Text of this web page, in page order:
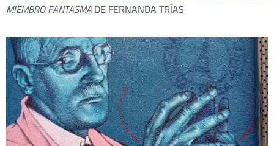
MIEMBRO FANTASMA DE FERNANDA TRÍAS